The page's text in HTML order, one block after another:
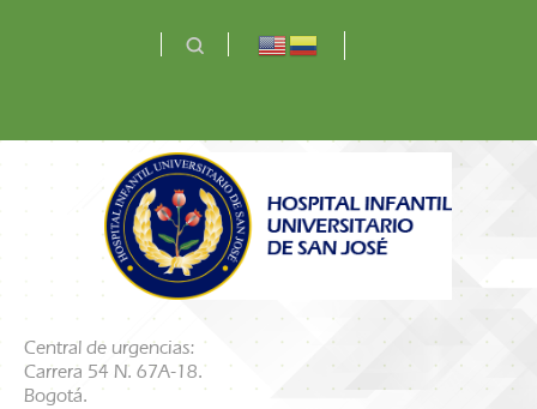
Central de urgencias:
Carrera 54 N. 67A-18.
Bogotá.